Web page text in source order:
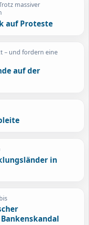
massiver
auf Proteste
– und fordern eine
auf der
in